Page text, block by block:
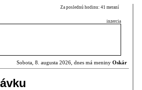
Za poslednú hodinu: 41 meraní
inzercia
Sobota, 8. augusta 2026, dnes má meniny Oskár